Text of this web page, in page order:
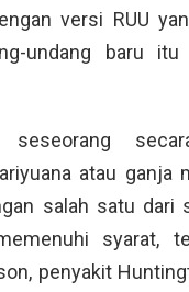
versi RUU
undang baru
seseorang
atau ganja
salah satu dari
syarat,
penyakit